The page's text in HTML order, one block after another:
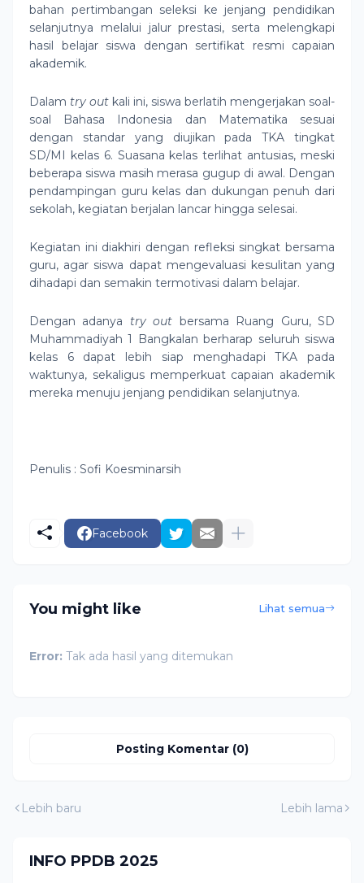
bahan pertimbangan seleksi ke jenjang pendidikan
selanjutnya melalui jalur prestasi, serta melengkapi
hasil belajar siswa dengan sertifikat resmi capaian
akademik.
Dalam try out kali ini, siswa berlatih mengerjakan soal-
soal Bahasa Indonesia dan Matematika sesuai
dengan standar yang diujikan pada TKA tingkat
SD/MI kelas 6. Suasana kelas terlihat antusias, meski
beberapa siswa masih merasa gugup di awal. Dengan
pendampingan guru kelas dan dukungan penuh dari
sekolah, kegiatan berjalan lancar hingga selesai.
Kegiatan ini diakhiri dengan refleksi singkat bersama
guru, agar siswa dapat mengevaluasi kesulitan yang
dihadapi dan semakin termotivasi dalam belajar.
Dengan adanya try out bersama Ruang Guru, SD
Muhammadiyah 1 Bangkalan berharap seluruh siswa
kelas 6 dapat lebih siap menghadapi TKA pada
waktunya, sekaligus memperkuat capaian akademik
mereka menuju jenjang pendidikan selanjutnya.
Penulis : Sofi Koesminarsih
Facebook
You might like Lihat semua
Error: Tak ada hasil yang ditemukan
Posting Komentar (0)
Lebih baru Lebih lama
INFO PPDB 2025